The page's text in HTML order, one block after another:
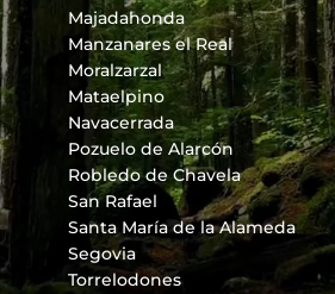
Majadahonda
Manzanares el Real
Moralzarzal
Mataelpino
Navacerrada
Pozuelo de Alarcón
Robledo de Chavela
San Rafael
Santa María de la Alameda
Segovia
Torrelodones